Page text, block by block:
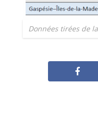
Données tirées de